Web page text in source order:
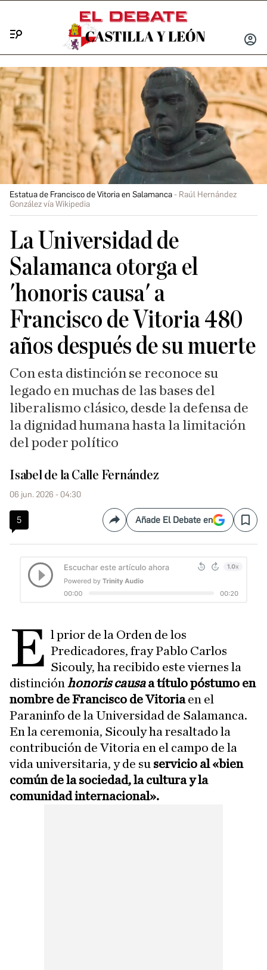
INICIAR
Estatua de Francisco de Vitoria en Salamanca
Raúl Hernández
González vía Wikipedia
La Universidad de
Salamanca otorga el
'honoris causa' a
Francisco de Vitoria 480
años después de su muerte
Con esta distinción se reconoce su
legado en muchas de las bases del
liberalismo clásico, desde la defensa de
la dignidad humana hasta la limitación
del poder político
Isabel de la Calle Fernández
06 jun. 2026 - 04:30
5 CompartirAñade El Debate en Save
E l prior de la Orden de los
Predicadores, fray Pablo Carlos
Sicouly, ha recibido este viernes la
distinción honoris causaa título póstumo en
nombre de Francisco de Vitoriaen el
Paraninfo de la Universidad de Salamanca.
En la ceremonia, Sicouly ha resaltado la
contribución de Vitoria en el campo de la
vida universitaria, y de su servicio al «bien
común de la sociedad, la cultura y la
comunidad internacional».